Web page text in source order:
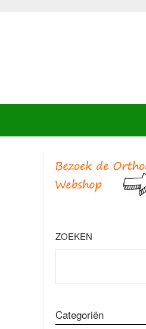
ZOEKEN
Categoriën